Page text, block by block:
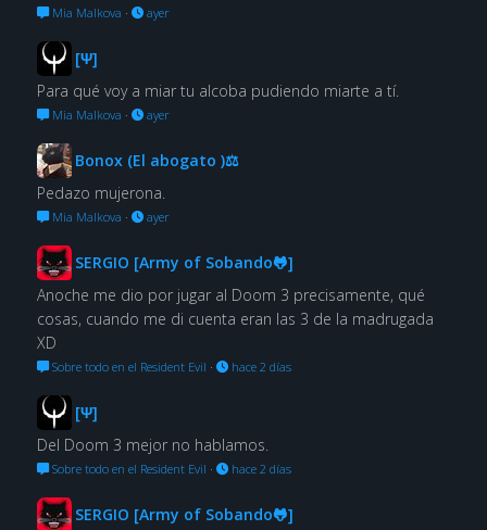
Mia Malkova · ayer
[Ψ]
Para qué voy a miar tu alcoba pudiendo miarte a tí.
Mia Malkova · ayer
Bonox (El abogato )⚖
Pedazo mujerona.
Mia Malkova · ayer
SERGIO [Army of Sobando🐸]
Anoche me dio por jugar al Doom 3 precisamente, qué
cosas, cuando me di cuenta eran las 3 de la madrugada
XD
Sobre todo en el Resident Evil · hace 2 días
[Ψ]
Del Doom 3 mejor no hablamos.
Sobre todo en el Resident Evil · hace 2 días
SERGIO [Army of Sobando🐸]